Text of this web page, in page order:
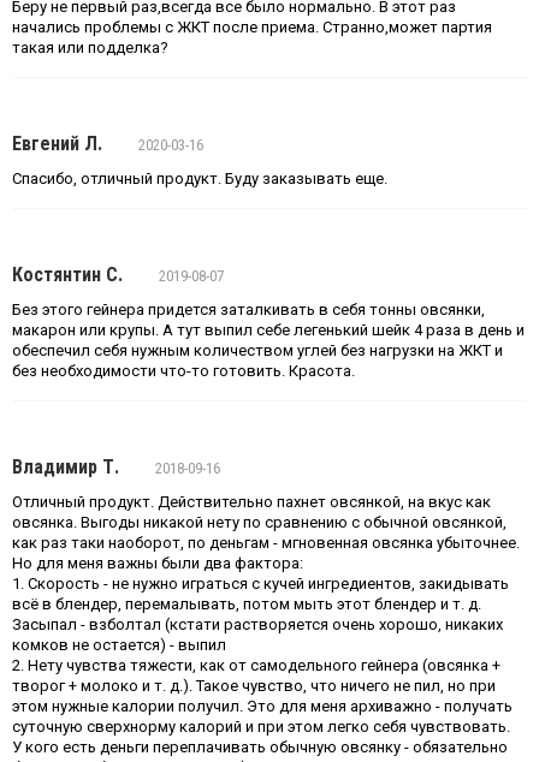
Беру не первый раз,всегда все было нормально. В этот раз
начались проблемы с ЖКТ после приема. Странно,может партия
такая или подделка?
Евгений Л.
2020-03-16
Спасибо, отличный продукт. Буду заказывать еще.
Костянтин С.
2019-08-07
Без этого гейнера придется заталкивать в себя тонны овсянки,
макарон или крупы. А тут выпил себе легенький шейк 4 раза в день и
обеспечил себя нужным количеством углей без нагрузки на ЖКТ и
без необходимости что-то готовить. Красота.
Владимир Т.
2018-09-16
Отличный продукт. Действительно пахнет овсянкой, на вкус как
овсянка. Выгоды никакой нету по сравнению с обычной овсянкой,
как раз таки наоборот, по деньгам - мгновенная овсянка убыточнее.
Но для меня важны были два фактора:
1. Скорость - не нужно играться с кучей ингредиентов, закидывать
всё в блендер, перемалывать, потом мыть этот блендер и т. д.
Засыпал - взболтал (кстати растворяется очень хорошо, никаких
комков не остается) - выпил
2. Нету чувства тяжести, как от самодельного гейнера (овсянка +
творог + молоко и т. д.). Такое чувство, что ничего не пил, но при
этом нужные калории получил. Это для меня архиважно - получать
суточную сверхнорму калорий и при этом легко себя чувствовать.
У кого есть деньги переплачивать обычную овсянку - обязательно